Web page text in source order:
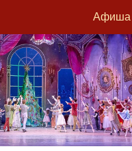
Афиша